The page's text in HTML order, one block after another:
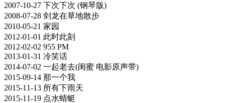
2007-10-27 下次下次 (钢琴版)
2008-07-28 剑龙在草地散步
2010-05-21 家园
2012-01-01 此时此刻
2012-02-02 955 PM
2013-01-31 冷笑话
2014-07-02 一起老去(闺蜜 电影原声带)
2015-09-14 那一个我
2015-11-13 所有下雨天
2015-11-19 点水蜻蜓